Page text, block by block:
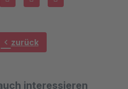
chevron_left zurück
interessieren